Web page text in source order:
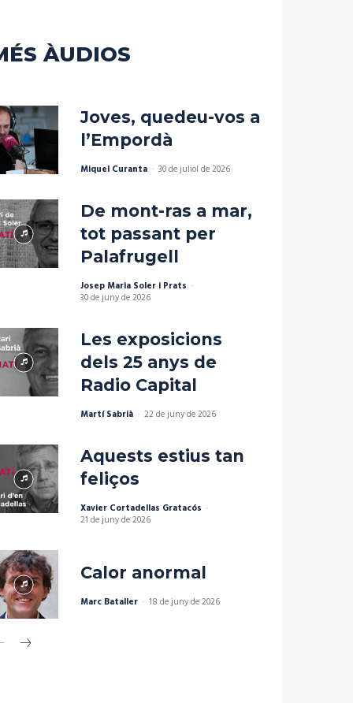
ÀUDIOS
Joves, quedeu-vos a
l’Empordà
Miquel Curanta - 30 de juliol de 2026
De mont-ras a mar,
tot passant per
Palafrugell
Josep Maria Soler i Prats -
30 de juny de 2026
Les exposicions
dels 25 anys de
Radio Capital
Martí Sabrià - 22 de juny de 2026
Aquests estius tan
feliços
Xavier Cortadellas Gratacós -
21 de juny de 2026
Calor anormal
Marc Bataller - 18 de juny de 2026